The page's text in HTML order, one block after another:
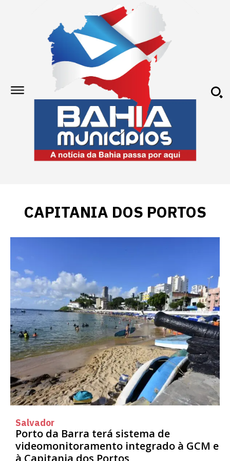
CAPITANIA DOS PORTOS
Salvador
Porto da Barra terá sistema de
videomonitoramento integrado à GCM e
à Capitania dos Portos